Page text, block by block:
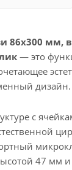
86x300 мм,
— это
дизайн.
с
47 мм